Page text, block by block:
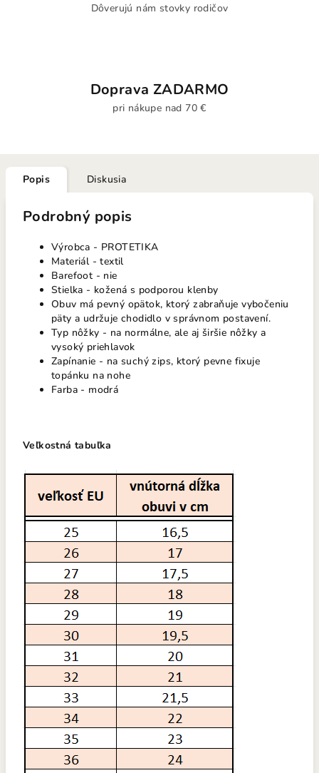
Dôverujú nám stovky rodičov
Doprava ZADARMO
pri nákupe nad 70 €
Popis Diskusia
Podrobný popis
Výrobca - PROTETIKA
Materiál - textil
Barefoot - nie
Stielka - kožená s podporou klenby
Obuv má pevný opätok, ktorý zabraňuje vybočeniu
päty a udržuje chodidlo v správnom postavení.
Typ nôžky - na normálne, ale aj širšie nôžky a
vysoký priehlavok
Zapínanie - na suchý zips, ktorý pevne fixuje
topánku na nohe
Farba - modrá
Veľkostná tabuľka